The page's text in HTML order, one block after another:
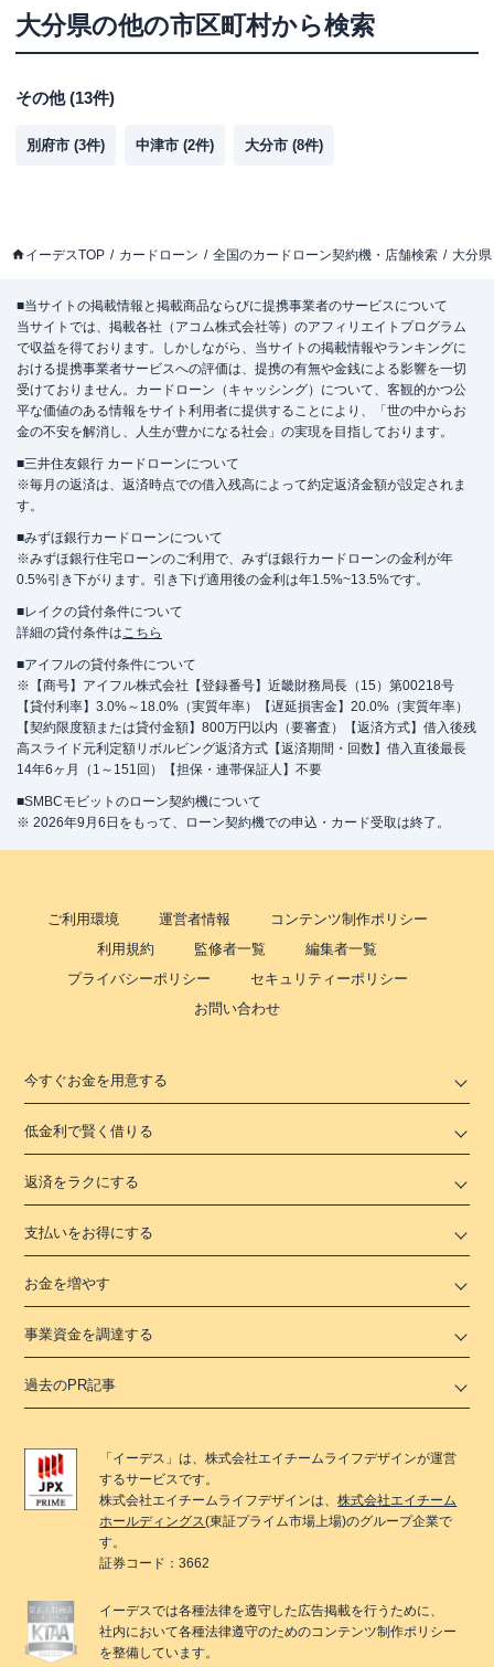
大分県の他の市区町村から検索
その他(13件)
別府市 (3件) 中津市 (2件) 大分市 (8件)
イーデスTOP カードローン 全国のカードローン契約機・店舗検索 大分県
■当サイトの掲載情報と掲載商品ならびに提携事業者のサービスについて
当サイトでは、掲載各社（アコム株式会社等）のアフィリエイトプログラム
で収益を得ております。しかしながら、当サイトの掲載情報やランキングに
おける提携事業者サービスへの評価は、提携の有無や金銭による影響を一切
受けておりません。カードローン（キャッシング）について、客観的かつ公
平な価値のある情報をサイト利用者に提供することにより、「世の中からお
金の不安を解消し、人生が豊かになる社会」の実現を目指しております。
■三井住友銀行 カードローンについて
※毎月の返済は、返済時点での借入残高によって約定返済金額が設定されま
す。
■みずほ銀行カードローンについて
※みずほ銀行住宅ローンのご利用で、みずほ銀行カードローンの金利が年
0.5%引き下がります。引き下げ適用後の金利は年1.5%~13.5%です。
■レイクの貸付条件について
詳細の貸付条件はこちら
■アイフルの貸付条件について
※【商号】アイフル株式会社【登録番号】近畿財務局長（15）第00218号
【貸付利率】3.0%～18.0%（実質年率）【遅延損害金】20.0%（実質年率）
【契約限度額または貸付金額】800万円以内（要審査）【返済方式】借入後残
高スライド元利定額リボルビング返済方式【返済期間・回数】借入直後最長
14年6ヶ月（1～151回）【担保・連帯保証人】不要
■SMBCモビットのローン契約機について
※ 2026年9月6日をもって、ローン契約機での申込・カード受取は終了。
ご利用環境 運営者情報
コンテンツ制作ポリシー
利用規約
監修者一覧
編集者一覧
プライバシーポリシー
セキュリティーポリシー
お問い合わせ
今すぐお金を用意する
低金利で賢く借りる
返済をラクにする
支払いをお得にする
お金を増やす
事業資金を調達する
過去のPR記事
「 イーデス 」は、株式会社エイチームライフデザインが運営
するサービスです。
株式会社エイチームライフデザインは、株式会社エイチーム
ホールディングス(東証プライム市場上場)のグループ企業で
す。
証券コード：3662
イーデスでは各種法律を遵守した広告掲載を行うために、
社内において各種法律遵守のためのコンテンツ制作ポリシー
を整備しています。